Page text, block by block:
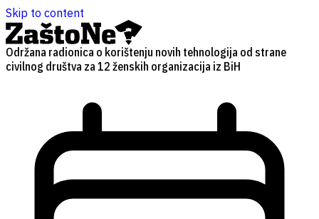
Skip to content
Održana radionica o korištenju novih tehnologija od strane
civilnog društva za 12 ženskih organizacija iz BiH